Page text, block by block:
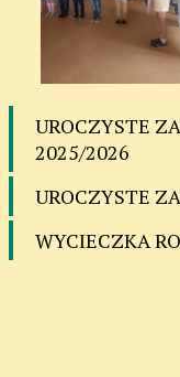
UROCZYSTE
2025/2026
UROCZYSTE
WYCIECZKA